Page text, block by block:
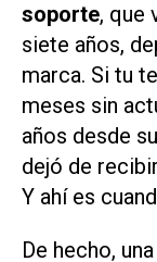
soporte, que
siete años,
marca. Si tu
meses sin
años desde
dejó de
Y ahí es
De hecho,